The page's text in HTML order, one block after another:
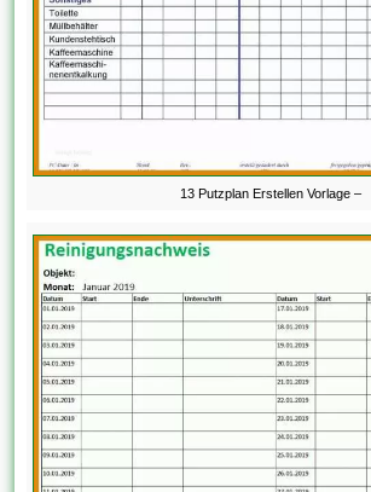
13 Putzplan Erstellen Vorlage –